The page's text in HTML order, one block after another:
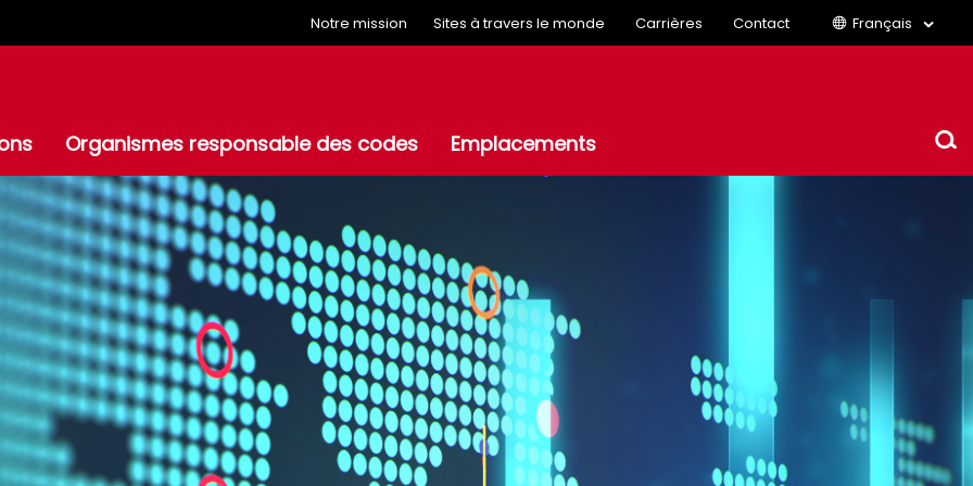
Notre mission Sites à travers le monde Carrières Contact Français
Organismes responsable des codes Emplacements